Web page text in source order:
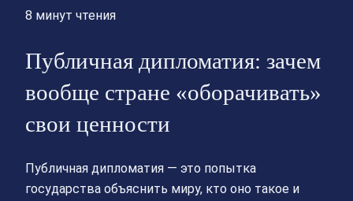
8 минут чтения
Публичная дипломатия: зачем
вообще стране «оборачивать»
свои ценности
Публичная дипломатия — это попытка
государства объяснить миру, кто оно такое и